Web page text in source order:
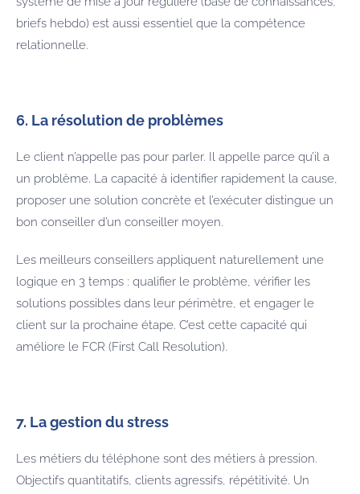
briefs hebdo) est aussi essentiel que la compétence
relationnelle.
6. La résolution de problèmes
Le client n’appelle pas pour parler. Il appelle parce qu’il a
un problème. La capacité à identifier rapidement la cause,
proposer une solution concrète et l’exécuter distingue un
bon conseiller d’un conseiller moyen.
Les meilleurs conseillers appliquent naturellement une
logique en 3 temps : qualifier le problème, vérifier les
solutions possibles dans leur périmètre, et engager le
client sur la prochaine étape. C’est cette capacité qui
améliore le FCR (First Call Resolution).
7. La gestion du stress
Les métiers du téléphone sont des métiers à pression.
Objectifs quantitatifs, clients agressifs, répétitivité. Un